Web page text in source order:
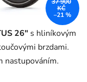
26" s hliníkovým
brzdami.
nastupováním.
KČ
–21 %